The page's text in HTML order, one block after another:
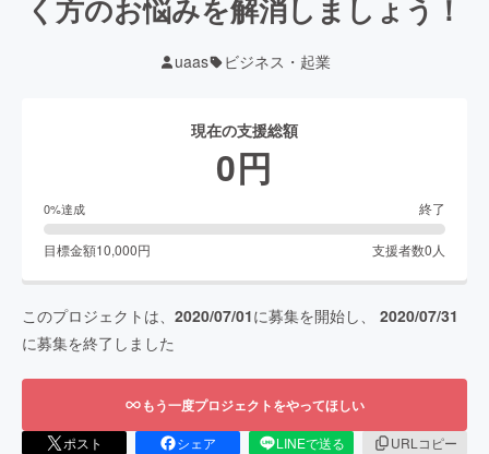
く方のお悩みを解消しましょう！
uaas ビジネス・起業
現在の支援総額
0円
0%達成 終了
目標金額10,000円 支援者数0 人
このプロジェクトは、 2020/07/01に募集を開始し、 2020/07/31
に募集を終了しました
もう一度プロジェクトをやってほしい
ポスト シェア LINEで送る
URLコピー